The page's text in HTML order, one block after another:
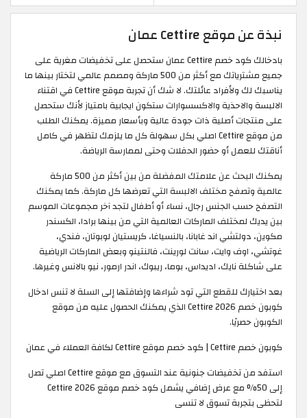
نبذة عن موقع Cettire عمان
بادخالك كود خصم Cettire عمان ستحصل على تخفيضات مغرية على
جميع مشترياتك مع أكثر من 500 ماركة ومصمم عالمي لتختار بينها ما
يناسبك لك ولأفراد عائلتك. لا شك أن تجربة موقع Cettire في اقتناء
الالبسة والاحذية والاكسسوارات ستكون ايجابية بامتياز لأنك ستحصل
على منتجات أصلية ذات جودة عالية وبأسعار مميزة. يمكنك الطلب
من موقع Cettire اصلي بكل سهولة كل ما يلزمك لتظهر في كامل
أناقتك للعمل أو حضور الحفلات وحتى لممارسة الرياضة.
يمكنك البحث عن علامتك المفضلة من بين أكثر من 500 ماركة
عالمية وتصفح مختلف الالبسة التي تعرضها كل ماركة. كما يمكنك
التصفح حسب الجنس رجال، نساء أو أطفال لتجد آخر مجموعات الموسم
بين يديك لمختلف الماركات العالمية التي من بينها برادا، الكسندر
مكوين، دولتشي اند غابانا، بالنسياغا، كريستيان لوبوتان، فندي،
غوتشي، اوف وايت، سانت لورينت، فالنتينو وبعض الماركات الرياضية
على شاكلة نايك، اديداس، بوما، ريبوك، اندر ارمور، نيو بالانس وغيرها.
بعد اختيارك للقطع التي تود شراءها وإضافتها إلى السلة لا تنس ادخال
كوبون خصم Cettire 2026 الذي يمكنك الحصول عليه من موقع
الكوبون حصريًا.
كوبون خصم Cettire | كود خصم موقع Cettire لكافة العملاء في عمان
استفد من تخفيضات جنونية عند التسوق مع موقع Cettire اصلي تصل
إلى 50% مع عرض إضافي يشمل كود خصم موقع Cettire 2026
لتحظى بتجربة تسوق لا تنسى